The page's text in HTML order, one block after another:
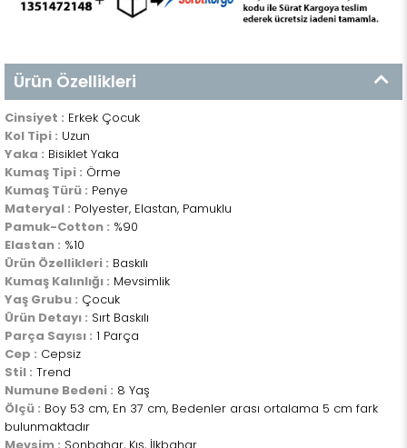
Ürün Özellikleri
Cinsiyet : Erkek Çocuk
Kol Tipi : Uzun
Yaka : Bisiklet Yaka
Kumaş Tipi : Örme
Kumaş Türü : Penye
Materyal : Polyester, Elastan, Pamuklu
Pamuk-Cotton : %90
Elastan : %10
Ürün Özellikleri : Baskılı
Kumaş Kalınlığı : Mevsimlik
Yaş Grubu : Çocuk
Ürün Detayı : Sırt Baskılı
Parça Sayısı : 1 Parça
Cep : Cepsiz
Stil : Trend
Numune Bedeni : 8 Yaş
Ölçü : Boy 53 cm, En 37 cm, Bedenler arası ortalama 5 cm fark
bulunmaktadır